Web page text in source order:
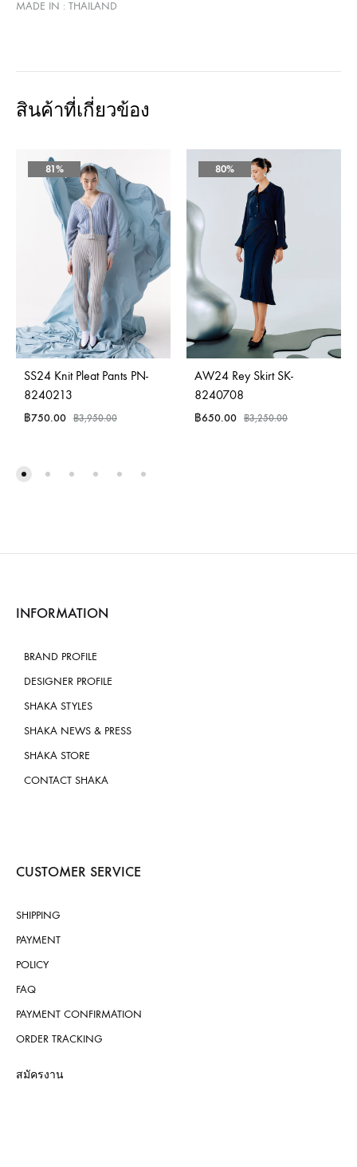
MADE IN : THAILAND
สินค้าที่เกี่ยวข้อง
81%
SS24 Knit Pleat Pants PN-
8240213
฿750.00 ฿3,950.00
80%
AW24 Rey Skirt SK-
8240708
฿650.00 ฿3,250.00
INFORMATION
BRAND PROFILE
DESIGNER PROFILE
SHAKA STYLES
SHAKA NEWS & PRESS
SHAKA STORE
CONTACT SHAKA
CUSTOMER SERVICE
SHIPPING
PAYMENT
POLICY
FAQ
PAYMENT CONFIRMATION
ORDER TRACKING
สมัครงาน